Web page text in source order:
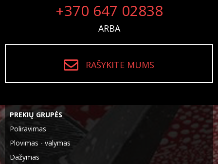
+370 647 02838
ARBA
RAŠYKITE MUMS
PREKIŲ GRUPĖS
Poliravimas
Plovimas - valymas
Dažymas